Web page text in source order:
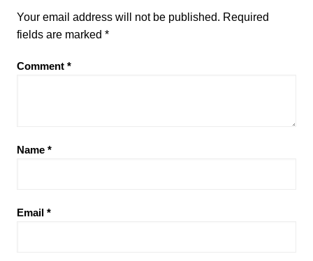
Your email address will not be published. Required
fields are marked *
Comment *
Name *
Email *